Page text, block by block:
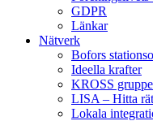
GDPR
Länkar
Nätverk
Bofors
Ideella krafter
KROSS
LISA – Hitta
Lokala